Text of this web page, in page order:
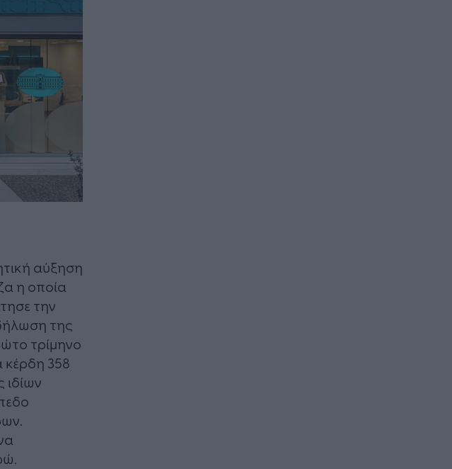
αύξηση
η οποία
την
της
τρίμηνο
κέρδη 358